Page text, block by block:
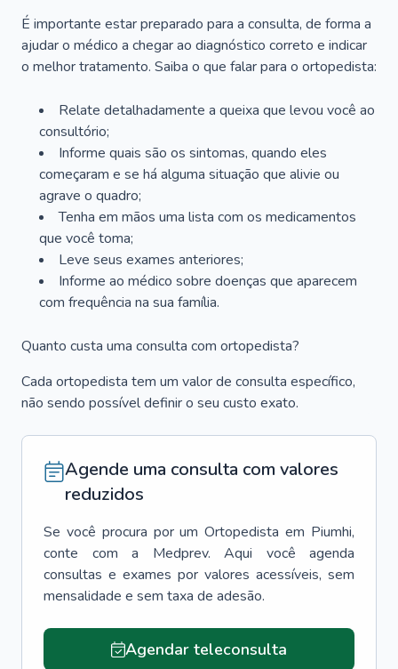
É importante estar preparado para a consulta, de forma a
ajudar o médico a chegar ao diagnóstico correto e indicar
o melhor tratamento. Saiba o que falar para o ortopedista:
Relate detalhadamente a queixa que levou você ao
consultório;
Informe quais são os sintomas, quando eles
começaram e se há alguma situação que alivie ou
agrave o quadro;
Tenha em mãos uma lista com os medicamentos
que você toma;
Leve seus exames anteriores;
Informe ao médico sobre doenças que aparecem
com frequência na sua família.
Quanto custa uma consulta com ortopedista?
Cada ortopedista tem um valor de consulta específico,
não sendo possível definir o seu custo exato.
Agende uma consulta com valores
reduzidos
Se você procura por um Ortopedista em Piumhi,
conte com a Medprev. Aqui você agenda
consultas e exames por valores acessíveis, sem
mensalidade e sem taxa de adesão.
Agendar teleconsulta